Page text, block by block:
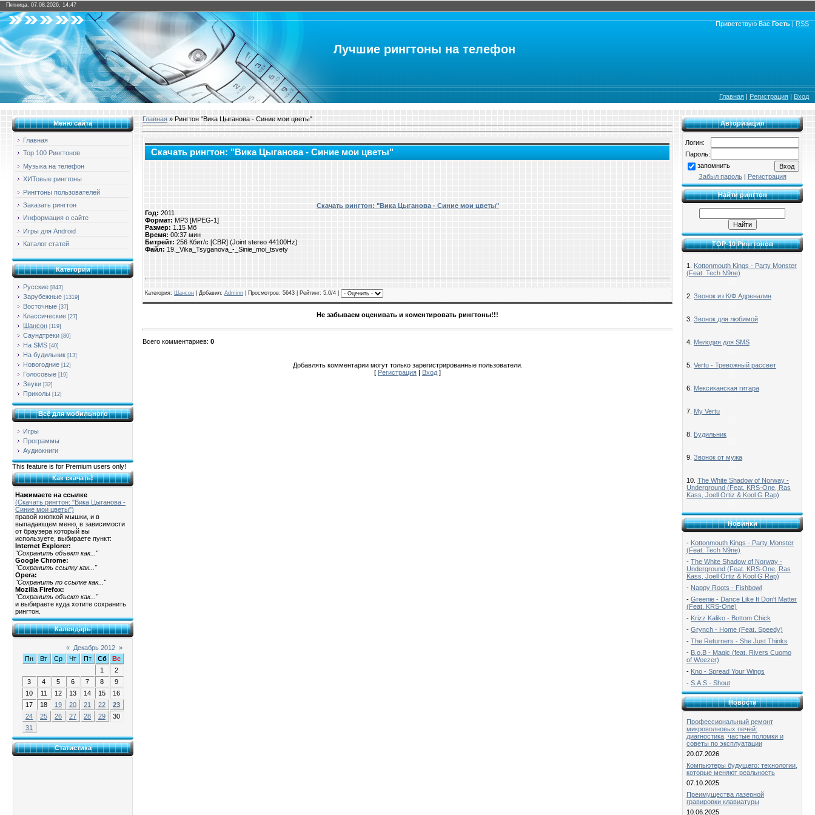
Пятница, 07.08.2026, 14:47
Приветствую Вас Гость | RSS
Лучшие рингтоны на телефон
Главная | Регистрация | Вход
Меню сайта
Главная
Top 100 Рингтонов
Музыка на телефон
ХИТовые рингтоны
Рингтоны пользователей
Заказать рингтон
Информация о сайте
Игры для Android
Каталог статей
Категории
Русские [843]
Зарубежные [1319]
Восточные [37]
Классические [27]
Шансон [119]
Саундтреки [80]
На SMS [40]
На будильник [13]
Новогодние [12]
Голосовые [19]
Звуки [32]
Приколы [12]
Всё для мобильного
Игры
Программы
Аудиокниги
This feature is for Premium users only!
Как скачать!
Нажимаете на ссылке
(Скачать рингтон: "Вика Цыганова -
Синие мои цветы")
правой кнопкой мышки, и в
выпадающем меню, в зависимости
от браузера который вы
используете, выбираете пункт:
Internet Explorer:
"Сохранить объект как..."
Google Chrome:
"Сохранить ссылку как..."
Opera:
"Сохранить по ссылке как..."
Mozilla Firefox:
"Сохранить объект как..."
и выбираете куда хотите сохранить
рингтон.
Календарь
« Декабрь 2012 »
Пн
Вт Ср Чт Пт Сб
Вс
1
2
3
4 5 6 7 8
9
10
11 12 13 14 15
16
17
18 19 20 21 22
23
24
25 26 27 28 29
30
31
Статистика
Главная » Рингтон "Вика Цыганова - Синие мои цветы"
Скачать рингтон: "Вика Цыганова - Синие мои цветы"
Скачать рингтон: "Вика Цыганова - Синие мои цветы"
Год: 2011
Формат: MP3 [MPEG-1]
Размер: 1.15 Мб
Время: 00:37 мин
Битрейт: 256 Кбит/с [CBR] (Joint stereo 44100Hz)
Файл: 19._Vika_Tsyganova_-_Sinie_moi_tsvety
Категория: Шансон | Добавил: Adminn Просмотров: 5643 | Рейтинг: 5.0/4 |
Не забываем оценивать и коментировать рингтоны!!!
Всего комментариев: 0
Добавлять комментарии могут только зарегистрированные пользователи.
[ Регистрация | Вход ]
Авторизация
Логин:
Пароль:
запомнить
Забыл пароль| Регистрация
Найти рингтон
TOP-10 Рингтонов
1. Kottonmouth Kings - Party Monster
(Feat. Tech N9ne)
2. Звонок из К/Ф Адреналин
3. Звонок для любимой
4. Мелодия для SMS
5. Vertu - Тревожный рассвет
6. Мексиканская гитара
7. My Vertu
8. Будильник
9. Звонок от мужа
10. The White Shadow of Norway -
Underground (Feat. KRS-One, Ras
Kass, Joell Ortiz & Kool G Rap)
Новинки
- Kottonmouth Kings - Party Monster
(Feat. Tech N9ne)
- The White Shadow of Norway -
Underground (Feat. KRS-One, Ras
Kass, Joell Ortiz & Kool G Rap)
- Nappy Roots - Fishbowl
- Greenie - Dance Like It Don't Matter
(Feat. KRS-One)
- Krizz Kaliko - Bottom Chick
- Grynch - Home (Feat. Speedy)
- The Returners - She Just Thinks
- B.o.B - Magic (feat. Rivers Cuomo
of Weezer)
- Kno - Spread Your Wings
- S.A.S - Shout
Новости
Профессиональный ремонт
микроволновых печей:
диагностика, частые поломки и
советы по эксплуатации
20.07.2026
Компьютеры будущего: технологии,
которые меняют реальность
07.10.2025
Преимущества лазерной
гравировки клавиатуры
10.06.2025